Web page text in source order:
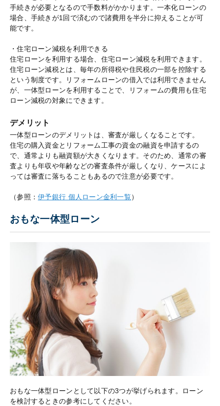
手続きが必要となるので手数料がかかります。一本化ローンの
場合、手続きが1回で済むので諸費用を半分に抑えることが可
能です。
・住宅ローン減税を利用できる
住宅ローンを利用する場合、住宅ローン減税を利用できます。
住宅ローン減税とは、毎年の所得税や住民税の一部を控除する
という制度です。リフォームローンの借入では利用できません
が、一体型ローンを利用することで、リフォームの費用も住宅
ローン減税の対象にできます。
デメリット
一体型ローンのデメリットは、審査が厳しくなることです。
住宅の購入資金とリフォーム工事の資金の融資を申請するの
で、通常よりも融資額が大きくなります。そのため、通常の審
査よりも年収や年齢などの審査条件が厳しくなり、ケースによ
っては審査に落ちることもあるので注意が必要です。
（参照：伊予銀行 個人ローン金利一覧）
おもな一体型ローン
おもな一体型ローンとして以下の3つが挙げられます。ローン
を検討するときの参考にしてください。